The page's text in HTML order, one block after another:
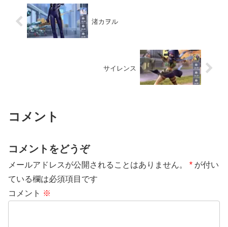
渚カヲル
サイレンス
コメント
コメントをどうぞ
メールアドレスが公開されることはありません。 * が付い
ている欄は必須項目です
コメント ※